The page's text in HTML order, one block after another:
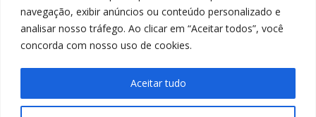
navegação, exibir anúncios ou conteúdo personalizado e
analisar nosso tráfego. Ao clicar em “Aceitar todos”, você
concorda com nosso uso de cookies.
Aceitar tudo
Política